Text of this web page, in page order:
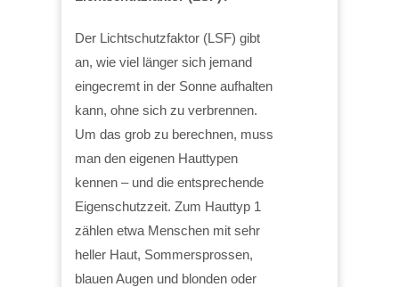
Der Lichtschutzfaktor (LSF) gibt
an, wie viel länger sich jemand
eingecremt in der Sonne aufhalten
kann, ohne sich zu verbrennen.
Um das grob zu berechnen, muss
man den eigenen Hauttypen
kennen – und die entsprechende
Eigenschutzzeit. Zum Hauttyp 1
zählen etwa Menschen mit sehr
heller Haut, Sommersprossen,
blauen Augen und blonden oder